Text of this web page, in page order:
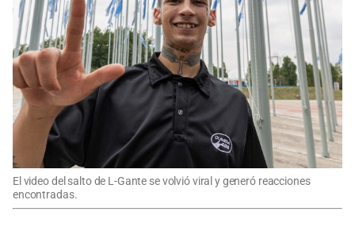
El video del salto de L-Gante se volvió viral y generó reacciones
encontradas.